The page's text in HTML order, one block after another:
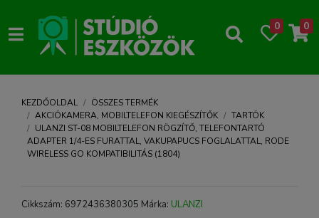
0 0
KEZDŐOLDAL
ÖSSZES TERMÉK
AKCIÓKAMERA, MOBILTELEFON KIEGÉSZÍTŐK
TARTÓK
ULANZI ST-08 MOBILTELEFON RÖGZÍTŐ, TELEFONTARTÓ
ADAPTER 1/4-ES FURATTAL, VAKUPAPUCS FOGLALATTAL, RODE
WIRELESS GO KOMPATIBILITÁS (1804)
Cikkszám: 6972436380305 Márka: ULANZI